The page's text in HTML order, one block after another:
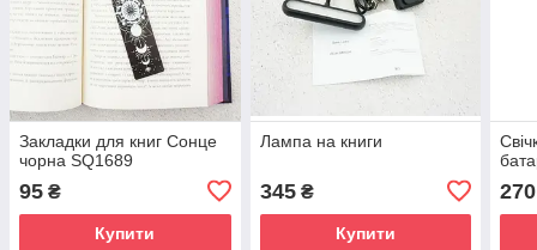
Закладки для книг Сонце
чорна SQ1689
95 ₴
Купити
Лампа на книги
345₴
Купити
270